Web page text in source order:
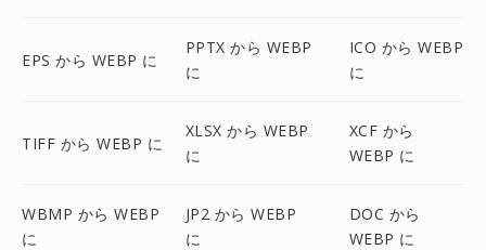
EPS から WEBP に
PPTX から WEBP
に
ICO から WEBP
に
TIFF から WEBP に
XLSX から WEBP
に
XCF から
WEBP に
WBMP から WEBP
に
JP2 から WEBP
に
DOC から
WEBP に